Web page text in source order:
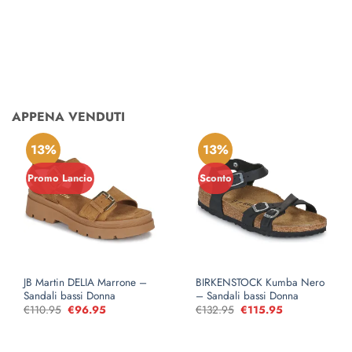
APPENA VENDUTI
13%
Promo Lancio
JB Martin DELIA Marrone –
Sandali bassi Donna
€110.95 Il
€96.95Il
13%
Sconto
BIRKENSTOCK Kumba Nero
– Sandali bassi Donna
€132.95 Il
€115.95Il